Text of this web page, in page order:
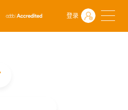
登录
前沿动态